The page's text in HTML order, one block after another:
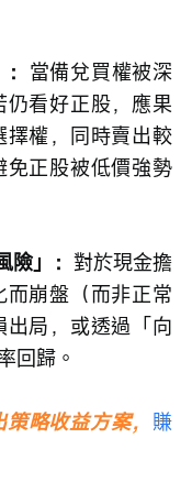
當備兌買權被深
看好正股，應果
擇權，同時賣出較
正股被低價強勢
」： 對於現金擔
崩盤（而非正常
局，或透過「向
回歸。
略收益方案， 賺